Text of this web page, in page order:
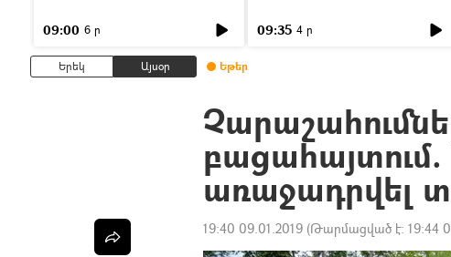
09:00 6 ր 09:35 4 ր
Երեկ Այսօր Եթեր
առաջադրվել
19:40 09.01.2019 (Թարմացված է: 19:44